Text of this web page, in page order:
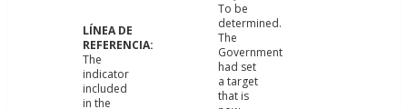
The
indicator
included
in the
To be
determined.
The
Government
had set
a target
that is